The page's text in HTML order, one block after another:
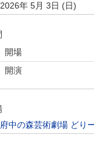
2026年 5月 3日 (日)
開場
開演
府中の森芸術劇場 どり